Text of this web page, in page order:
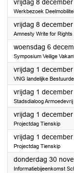
vrijdag 8 december
Werkbezoek
vrijdag 8 december
Amnesty Write for Rights
woensdag 6
Symposium Veilige
vrijdag 1 december
VNG landelijke
vrijdag 1 december
Stadsdialoog Armoedevrij
vrijdag 1 december
Projectdag Tienskip
vrijdag 1 december
Projectdag Tienskip
donderdag 30
Informatiebijeenkomst